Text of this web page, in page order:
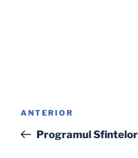
articole
Articolul
anterior
ANTERIOR
Programul